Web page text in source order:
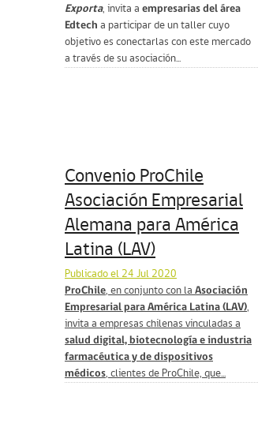
Exporta, invita a empresarias del área
Edtech a participar de un taller cuyo
objetivo es conectarlas con este mercado
a través de su asociación...
Convenio ProChile
Asociación Empresarial
Alemana para América
Latina (LAV)
Publicado el 24 Jul 2020
ProChile, en conjunto con la Asociación
Empresarial para América Latina (LAV),
invita a empresas chilenas vinculadas a
salud digital, biotecnología e industria
farmacéutica y de dispositivos
médicos, clientes de ProChile, que...